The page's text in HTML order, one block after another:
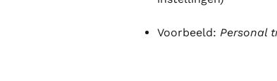
Voorbeeld: Personal